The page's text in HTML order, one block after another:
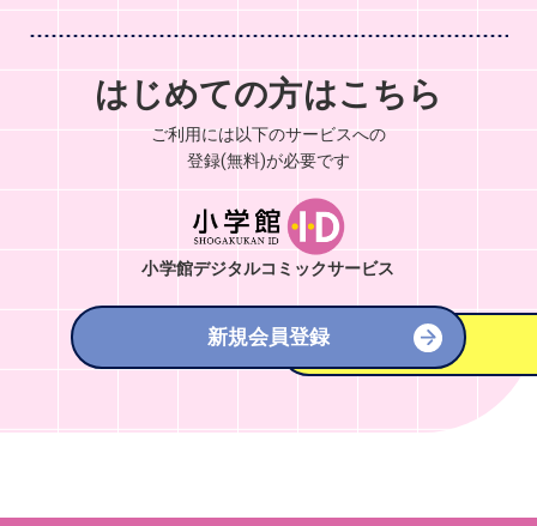
はじめての方はこちら
ご利用には以下のサービスへの
登録(無料)が必要です
小学館デジタルコミックサービス
新規会員登録